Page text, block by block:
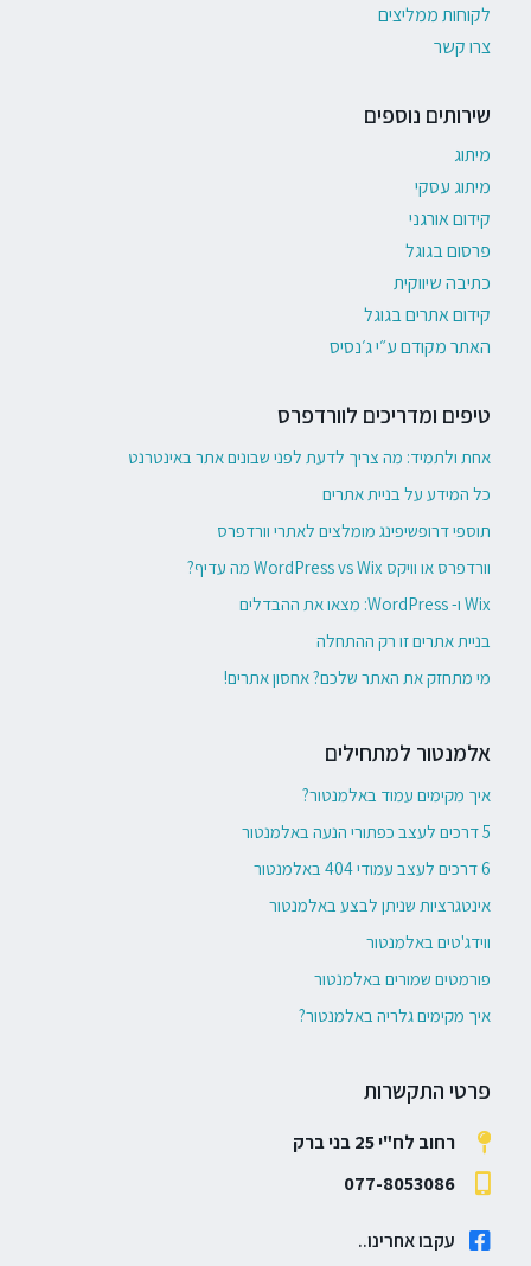
לקוחות ממליצים
צרו קשר
שירותים נוספים
מיתוג
מיתוג עסקי
קידום אורגני
פרסום בגוגל
כתיבה שיווקית
קידום אתרים בגוגל
האתר מקודם ע״י ג׳נסיס
טיפים ומדריכים לוורדפרס
אחת ולתמיד: מה צריך לדעת לפני שבונים אתר באינטרנט
כל המידע על בניית אתרים
תוספי דרופשיפינג מומלצים לאתרי וורדפרס
וורדפרס או וויקס WordPress vs Wix מה עדיף?
Wix ו- WordPress: מצאו את ההבדלים
בניית אתרים זו רק ההתחלה
מי מתחזק את האתר שלכם? אחסון אתרים!
אלמנטור למתחילים
איך מקימים עמוד באלמנטור?
5 דרכים לעצב כפתורי הנעה באלמנטור
6 דרכים לעצב עמודי 404 באלמנטור
אינטגרציות שניתן לבצע באלמנטור
ווידג'טים באלמנטור
פורמטים שמורים באלמנטור
איך מקימים גלריה באלמנטור?
פרטי התקשרות
רחוב לח"י 25 בני ברק
077-8053086
עקבו אחרינו..